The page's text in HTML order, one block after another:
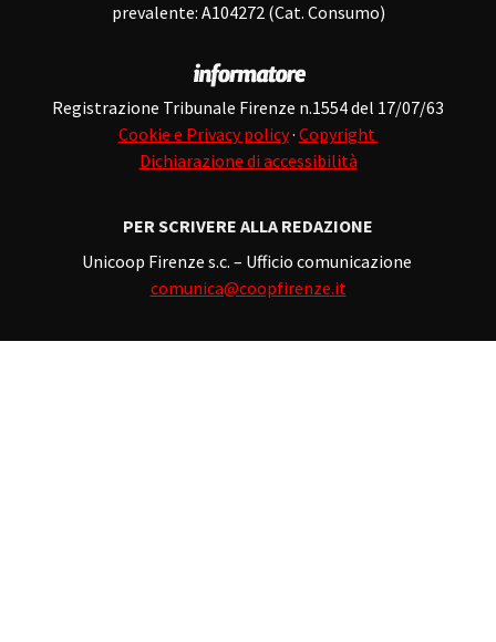
prevalente: A104272 (Cat. Consumo)
Registrazione Tribunale Firenze n.1554 del 17/07/63
Cookie e Privacy policy· Copyright
Dichiarazione di accessibilità
PER SCRIVERE ALLA REDAZIONE
Unicoop Firenze s.c. – Ufficio comunicazione
comunica@coopfirenze.it